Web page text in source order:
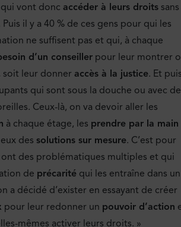
vont donc accéder à leurs droits sans
il y a 40 % de ces gens pour qui les
ne suffisent pas et qui, à chaque
d’un conseiller pour leur montrer
soit leur donner accès à la justice. Et
qui sont sous la douche ou avec
Ceux-là, on va devoir aller les
à chaque étage, les prendre par la main
des solutions sur mesure. C’est pour
ont des problématiques multiples et qui
de précarité qui les entraîne dans un
a décidé d’exister en essayant de créer
pour leur redonner un pouvoir d’action
mêmes activer leurs droits. »